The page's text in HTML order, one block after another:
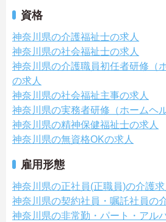
資格
神奈川県の介護福祉士の求人
神奈川県の社会福祉士の求人
神奈川県の介護職員初任者研修（
の求人
神奈川県の社会福祉主事の求人
神奈川県の実務者研修（ホームヘ
神奈川県の精神保健福祉士の求人
神奈川県の無資格OKの求人
雇用形態
神奈川県の正社員(正職員)の介護求
神奈川県の契約社員・嘱託社員の
神奈川県の非常勤・パート・アル